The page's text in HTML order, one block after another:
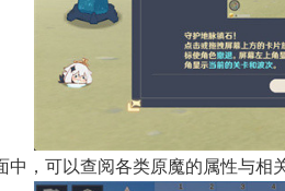
中，可以查阅各类原魔的属性与相